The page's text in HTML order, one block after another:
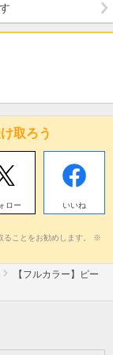
取ろう
ロー いいね
ることをお勧めします。 ※
【フルカラー】ピー